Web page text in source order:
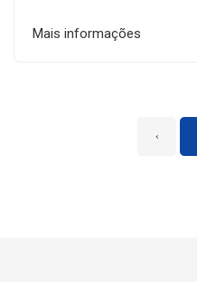
Mais informações
‹